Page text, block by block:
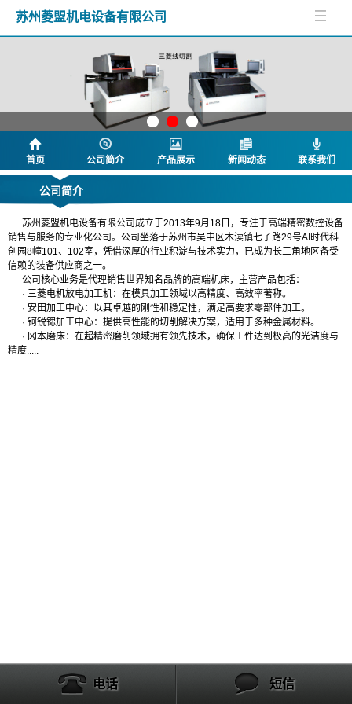
苏州菱盟机电设备有限公司
首页 公司简介 产品展示 新闻动态 联系我们
公司简介
苏州菱盟机电设备有限公司成立于2013年9月18日，专注于高端精密数控设备
销售与服务的专业化公司。公司坐落于苏州市吴中区木渎镇七子路29号AI时代科
创园8幢101、102室，凭借深厚的行业积淀与技术实力，已成为长三角地区备受
信赖的装备供应商之一。
公司核心业务是代理销售世界知名品牌的高端机床，主营产品包括：
· 三菱电机放电加工机：在模具加工领域以高精度、高效率著称。
· 安田加工中心：以其卓越的刚性和稳定性，满足高要求零部件加工。
· 钶锐锶加工中心：提供高性能的切削解决方案，适用于多种金属材料。
· 冈本磨床：在超精密磨削领域拥有领先技术，确保工件达到极高的光洁度与
精度.....
电话 短信